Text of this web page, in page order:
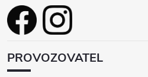
PROVOZOVATEL